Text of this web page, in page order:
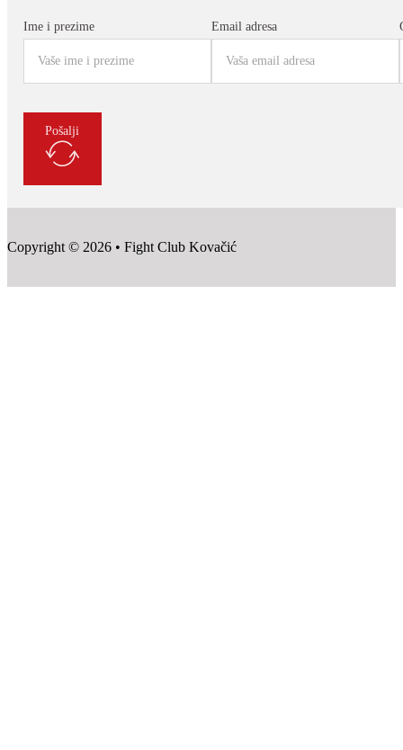
Ime i prezime Email adresa
Pošalji
Copyright © 2026 • Fight Club Kovačić